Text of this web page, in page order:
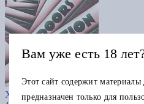
The Doors
Хаксли О.
Вам уже есть 18
Этот сайт содержит материалы
предназначен только для